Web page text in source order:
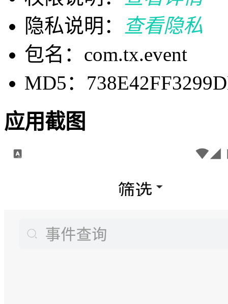
隐私说明：
查看隐私
包名：com.tx.event
MD5：
应用截图